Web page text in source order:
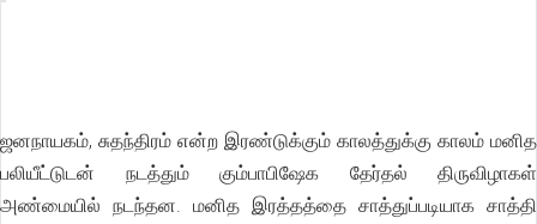
ஜனநாயகம், சுதந்திரம் என்ற இரண்டுக்கும் காலத்துக்கு காலம் மனித
பலியீட்டுடன் நடத்தும் கும்பாபிஷேக தேர்தல் திருவிழாகள்
அண்மையில் நடந்தன. மனித இரத்தத்தை சாத்துப்படியாக சாத்தி